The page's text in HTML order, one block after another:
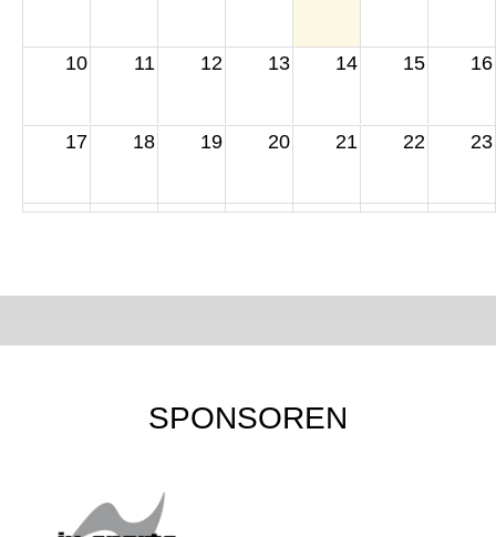
10 11 12 13 14 15 16
17 18 19 20 21 22 23
24 25 26 27 28 29 30
31 1 2 3 4 5 6
SPONSOREN